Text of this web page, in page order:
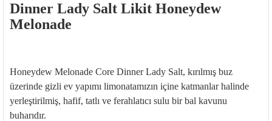
Dinner Lady Salt Likit Honeydew
Melonade
Honeydew Melonade Core Dinner Lady Salt, kırılmış buz
üzerinde gizli ev yapımı limonatamızın içine katmanlar halinde
yerleştirilmiş, hafif, tatlı ve ferahlatıcı sulu bir bal kavunu
buharıdır.